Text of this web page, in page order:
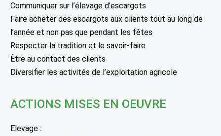
Communiquer sur l’élevage d’escargots
Faire acheter des escargots aux clients tout au long de
l’année et non pas que pendant les fêtes
Respecter la tradition et le savoir-faire
Être au contact des clients
Diversifier les activités de l’exploitation agricole
ACTIONS MISES EN OEUVRE
Elevage :